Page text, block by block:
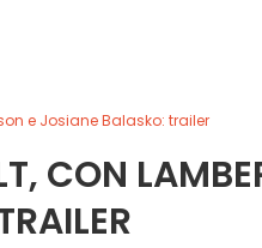
e Josiane Balasko: trailer
CON